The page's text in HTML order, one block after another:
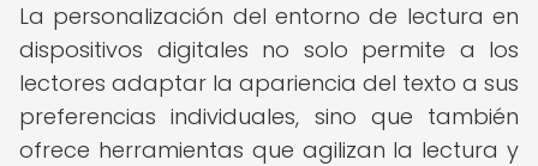
La personalización del entorno de lectura en
dispositivos digitales no solo permite a los
lectores adaptar la apariencia del texto a sus
preferencias individuales, sino que también
ofrece herramientas que agilizan la lectura y